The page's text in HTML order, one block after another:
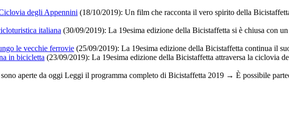
degli Appennini (18/10/2019): Un film che racconta il vero spirito della
italiana (30/09/2019): La 19esima edizione della Bicistaffetta si è chiusa con
le vecchie ferrovie (25/09/2019): La 19esima edizione della Bicistaffetta continua il
in bicicletta (23/09/2019): La 19esima edizione della Bicistaffetta attraversa la ciclovia
aperte da oggi Leggi il programma completo di Bicistaffetta 2019 → È possibile